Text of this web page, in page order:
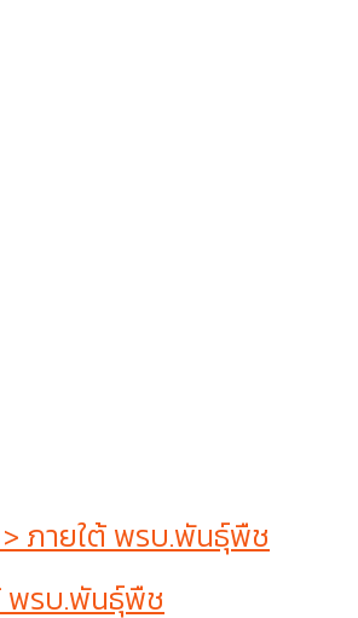
ภายใต้ พรบ.พันธุ์พืช
พรบ.พันธุ์พืช